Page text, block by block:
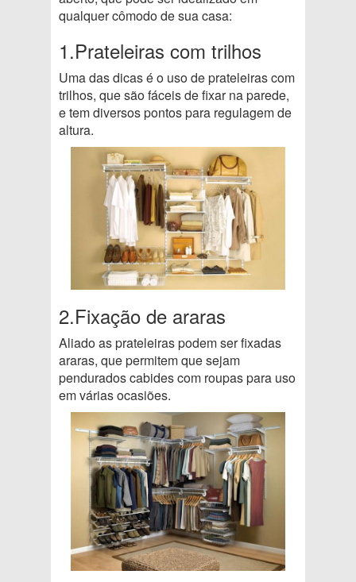
qualquer cômodo de sua casa:
1.Prateleiras com trilhos
Uma das dicas é o uso de prateleiras com
trilhos, que são fáceis de fixar na parede,
e tem diversos pontos para regulagem de
altura.
2.Fixação de araras
Aliado as prateleiras podem ser fixadas
araras, que permitem que sejam
pendurados cabides com roupas para uso
em várias ocasiões.